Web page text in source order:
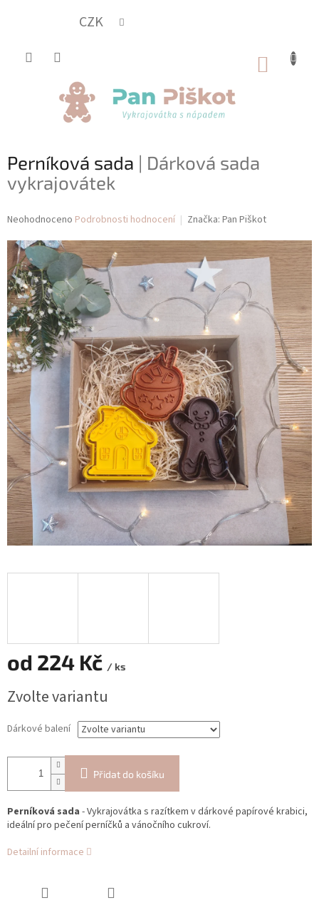
CZK
Perníková sada | Dárková sada
vykrajovátek
Průměrné
produktu
je
0,0
z
5
hvězdiček.
Neohodnoceno Podrobnosti hodnocení Značka: Pan Piškot
od 224 Kč / ks
cena:
Zvolte variantu
Dárkové balení
Přidat do košíku
Perníková sada - Vykrajovátka s razítkem v dárkové papírové krabici,
ideální pro pečení perníčků a vánočního cukroví.
Detailní informace